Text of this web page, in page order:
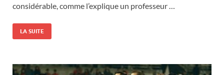
considérable, comme l’explique un professeur …
LA SUITE